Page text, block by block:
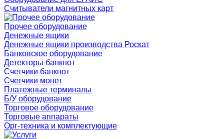
Считыватели магнитных карт
Прочее оборудование
Денежные ящики
Денежные ящики производства Роскат
Банковское оборудование
Детекторы банкнот
Счетчики банкнот
Счетчики монет
Платежные терминалы
Б/У оборудование
Торговое оборудование
Торговые аппараты
Орг-техника и комплектующие